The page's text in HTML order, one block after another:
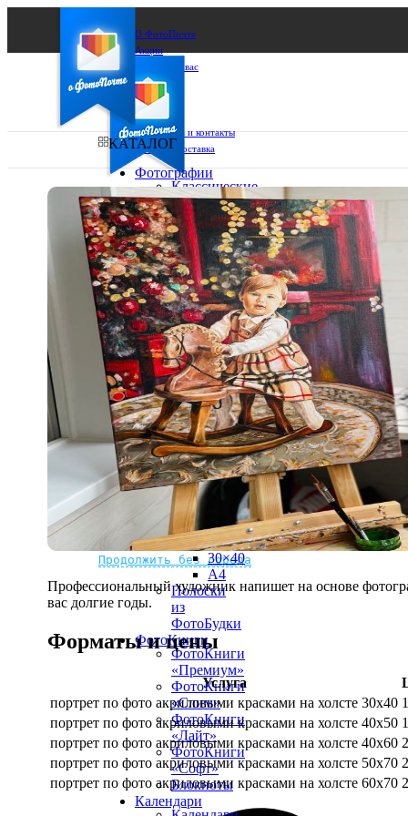
О ФотоПочте
Акции
Сделаем за вас
Бизнесу
FAQ
Франшиза
Поддержка и контакты
Оплата и доставка
Ваш город:
Ваш регион доставки
Выберите из списка:
Не нашли Ваш город?
Мы доставляем по всему миру
Продолжить без города
КАТАЛОГ
Фотографии
Классические
фото
10х10
10х15
13х18
15х15
15х20
20х20
20х30
30х30
30х40
А4
Фото
в
рамке
10х10
10×15
13×18
15×15
15×20
20×20
20×30
30×30
30×40
A4
Полоски
из
ФотоБудки
ФотоКниги
ФотоКниги
«Премиум»
ФотоКниги
«Слим»
ФотоКниги
«Лайт»
ФотоКниги
«Софт»
Блокноты
Календари
Профессиональный художник напишет на основе
вас долгие годы.
Форматы и цены
Услуга
портрет по фото акриловыми красками на холсте 30х40
портрет по фото акриловыми красками на холсте 40х50
портрет по фото акриловыми красками на холсте 40х60
портрет по фото акриловыми красками на холсте 50х70
портрет по фото акриловыми красками на холсте 60х70